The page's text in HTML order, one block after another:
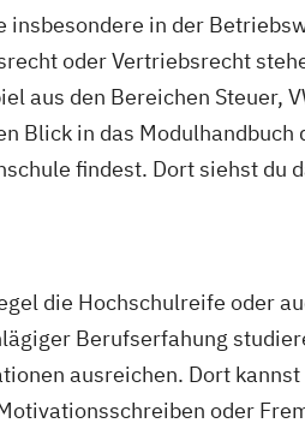
in der
oder Vertriebsrecht
aus den Bereichen Steuer,
Blick in das Modulhandbuch
findest. Dort siehst du
die Hochschulreife oder
Berufserfahung
ausreichen. Dort
oder